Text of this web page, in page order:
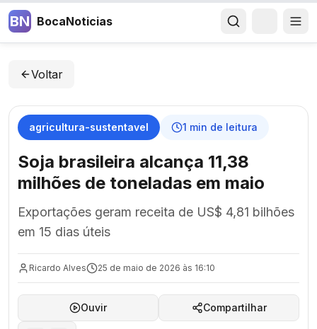
BN BocaNoticias
Voltar
agricultura-sustentavel 1 min de leitura
Soja brasileira alcança 11,38
milhões de toneladas em maio
Exportações geram receita de US$ 4,81 bilhões
em 15 dias úteis
Ricardo Alves 25 de maio de 2026 às 16:10
Ouvir Compartilhar